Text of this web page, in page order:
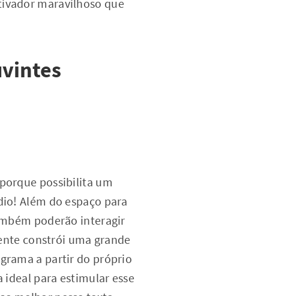
maravilhoso que
possibilita um
Além do espaço para
poderão interagir
constrói uma grande
a partir do próprio
ideal para estimular esse